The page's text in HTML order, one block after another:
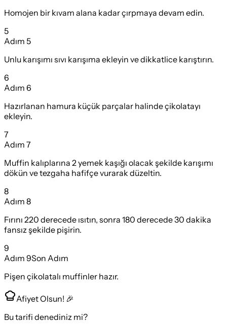
Homojen bir kıvam alana kadar çırpmaya devam edin.
5
Adım 5
Unlu karışımı sıvı karışıma ekleyin ve dikkatlice karıştırın.
6
Adım 6
Hazırlanan hamura küçük parçalar halinde çikolatayı
ekleyin.
7
Adım 7
Muffin kalıplarına 2 yemek kaşığı olacak şekilde karışımı
dökün ve tezgaha hafifçe vurarak düzeltin.
8
Adım 8
Fırını 220 derecede ısıtın, sonra 180 derecede 30 dakika
fansız şekilde pişirin.
9
Adım 9Son Adım
Pişen çikolatalı muffinler hazır.
Afiyet Olsun! 🎉
Bu tarifi denediniz mi?